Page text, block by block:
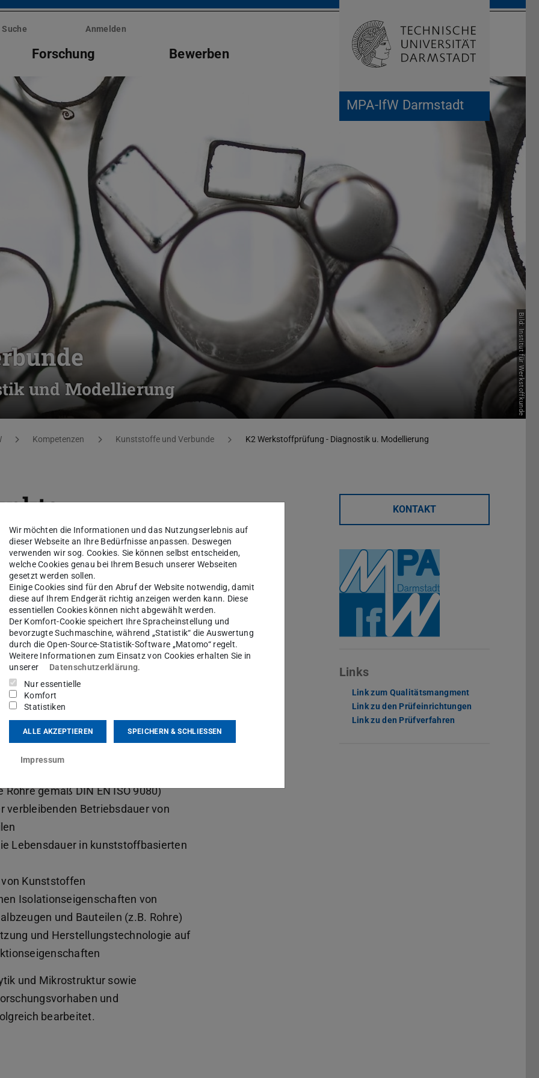
MPA-IfW Darmstadt
Suche Anmelden
Forschung Bewerben Suche öffnen
und Modellierung Bild: Institut für Werkstoffkunde
Kompetenzen Kunststoffe und Verbunde K2 Werkstoffprüfung - Diagnostik u. Modellierung
und Modellierung bündelt die
Kunststoffe und Verbunde auf dem Gebiet
von Werkstoffen, Halbzeugen und
Festigkeit von Thermoplasten in
Bestimmung der Zeitstand-
angelehnt an DIN EN ISO 1167-1 bis -4
und Gasversorgung, Trinkwasser- und
Industrierohre
von Halbzeugen und Bauteilen (z.B.
gemäß DIN EN ISO 9080)
verbleibenden Betriebsdauer von
Lebensdauer in kunststoffbasierten
Kunststoffen
Isolationseigenschaften von
und Bauteilen (z.B. Rohre)
und Herstellungstechnologie auf
und Mikrostruktur sowie
und
bearbeitet.
KONTAKT
Links
Link zum Qualitätsmangment
Link zu den Prüfeinrichtungen
Link zu den Prüfverfahren
Wir möchten die Informationen und das Nutzungserlebnis auf
dieser Webseite an Ihre Bedürfnisse anpassen. Deswegen
verwenden wir sog. Cookies. Sie können selbst entscheiden,
welche Cookies genau bei Ihrem Besuch unserer Webseiten
gesetzt werden sollen.
Einige Cookies sind für den Abruf der Website notwendig, damit
diese auf Ihrem Endgerät richtig anzeigen werden kann. Diese
essentiellen Cookies können nicht abgewählt werden.
Der Komfort-Cookie speichert Ihre Spracheinstellung und
bevorzugte Suchmaschine, während „Statistik“ die Auswertung
durch die Open-Source-Statistik-Software „Matomo“ regelt.
Weitere Informationen zum Einsatz von Cookies erhalten Sie in
unserer
Datenschutzerklärung.
Nur essentielle
Komfort
Statistiken
ALLE AKZEPTIEREN SPEICHERN & SCHLIESSEN
Impressum